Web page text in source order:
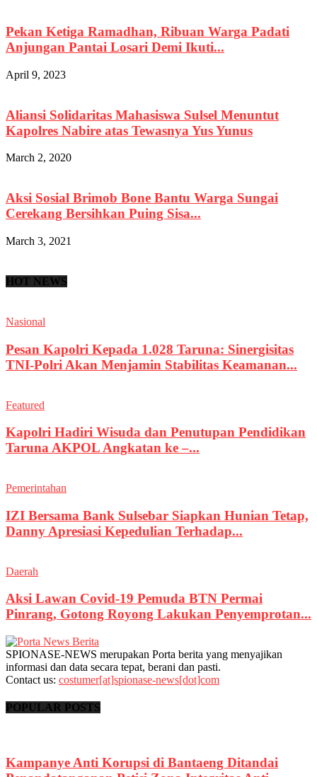
Pekan Ketiga Ramadhan, Ribuan Warga Padati
Anjungan Pantai Losari Demi Ikuti...
April 9, 2023
Aliansi Solidaritas Mahasiswa Sulsel Menuntut
Kapolres Nabire atas Tewasnya Yus Yunus
March 2, 2020
Aksi Sosial Brimob Bone Bantu Warga Sungai
Cerekang Bersihkan Puing Sisa...
March 3, 2021
HOT NEWS
Nasional
Pesan Kapolri Kepada 1.028 Taruna: Sinergisitas
TNI-Polri Akan Menjamin Stabilitas Keamanan...
Featured
Kapolri Hadiri Wisuda dan Penutupan Pendidikan
Taruna AKPOL Angkatan ke –...
Pemerintahan
IZI Bersama Bank Sulsebar Siapkan Hunian Tetap,
Danny Apresiasi Kepedulian Terhadap...
Daerah
Aksi Lawan Covid-19 Pemuda BTN Permai
Pinrang, Gotong Royong Lakukan Penyemprotan...
SPIONASE-NEWS merupakan Porta berita yang menyajikan
informasi dan data secara tepat, berani dan pasti.
Contact us: costumer[at]spionase-news[dot]com
POPULAR POSTS
Kampanye Anti Korupsi di Bantaeng Ditandai